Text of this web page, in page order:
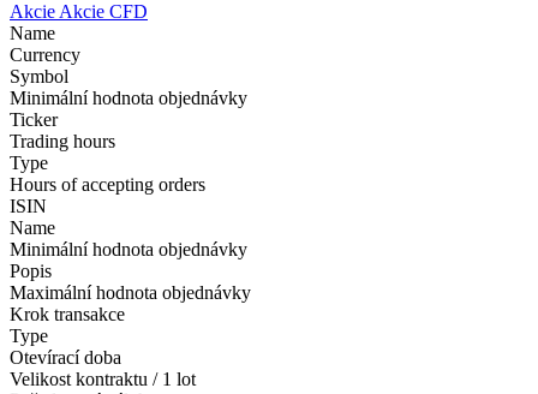
Akcie Akcie CFD
Name
Currency
Symbol
Minimální hodnota objednávky
Ticker
Trading hours
Type
Hours of accepting orders
ISIN
Name
Minimální hodnota objednávky
Popis
Maximální hodnota objednávky
Krok transakce
Type
Otevírací doba
Velikost kontraktu / 1 lot